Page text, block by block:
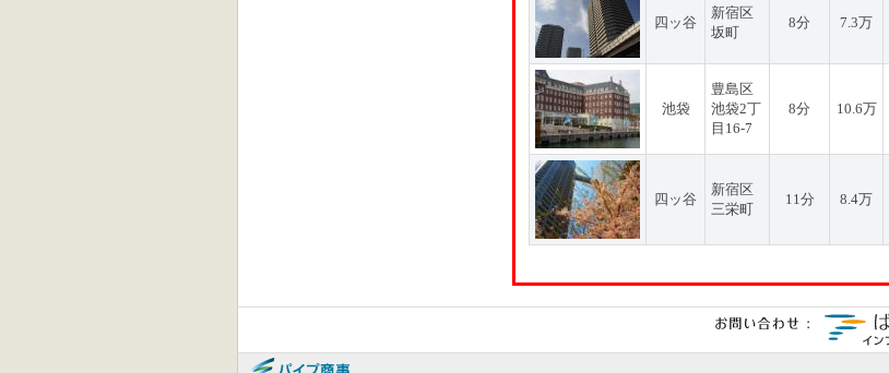
四ッ谷
新宿区
坂町
8分 7.3万
池袋
豊島区
池袋2丁
目16-7
8分 10.6万
四ッ谷
新宿区
三栄町
11分 8.4万